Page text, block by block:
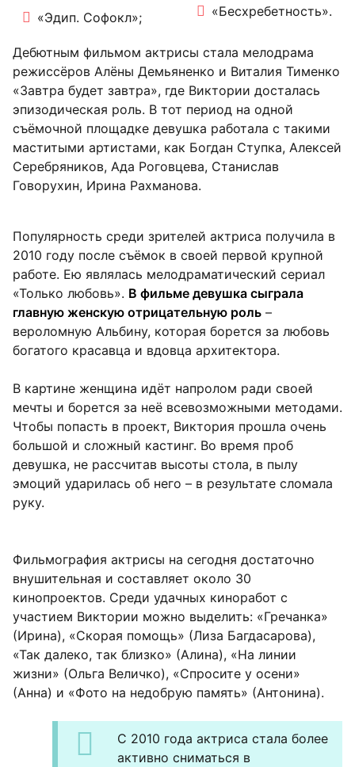
«Эдип. Софокл»; «Бесхребетность».
Дебютным фильмом актрисы стала мелодрама
режиссёров Алёны Демьяненко и Виталия Тименко
«Завтра будет завтра», где Виктории досталась
эпизодическая роль. В тот период на одной
съёмочной площадке девушка работала с такими
маститыми артистами, как Богдан Ступка, Алексей
Серебряников, Ада Роговцева, Станислав
Говорухин, Ирина Рахманова.
Популярность среди зрителей актриса получила в
2010 году после съёмок в своей первой крупной
работе. Ею являлась мелодраматический сериал
«Только любовь». В фильме девушка сыграла
главную женскую отрицательную роль –
вероломную Альбину, которая борется за любовь
богатого красавца и вдовца архитектора.
В картине женщина идёт напролом ради своей
мечты и борется за неё всевозможными методами.
Чтобы попасть в проект, Виктория прошла очень
большой и сложный кастинг. Во время проб
девушка, не рассчитав высоты стола, в пылу
эмоций ударилась об него – в результате сломала
руку.
Фильмография актрисы на сегодня достаточно
внушительная и составляет около 30
кинопроектов. Среди удачных киноработ с
участием Виктории можно выделить: «Гречанка»
(Ирина), «Скорая помощь» (Лиза Багдасарова),
«Так далеко, так близко» (Алина), «На линии
жизни» (Ольга Величко), «Спросите у осени»
(Анна) и «Фото на недобрую память» (Антонина).
С 2010 года актриса стала более
активно сниматься в